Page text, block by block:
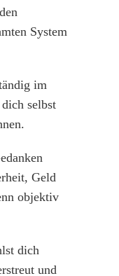
System
im
selbst
Geld
objektiv
dich
und